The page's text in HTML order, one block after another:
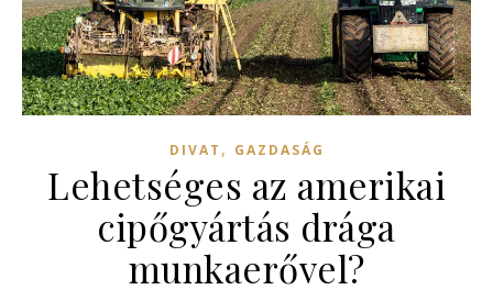
DIVAT , GAZDASÁG
Lehetséges az amerikai
cipőgyártás drága
munkaerővel?